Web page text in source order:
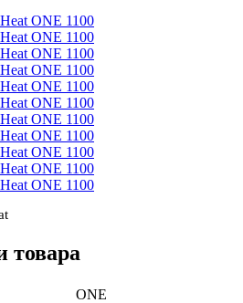
товара
ONE